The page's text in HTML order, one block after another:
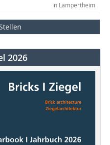
in Lampertheim
2026